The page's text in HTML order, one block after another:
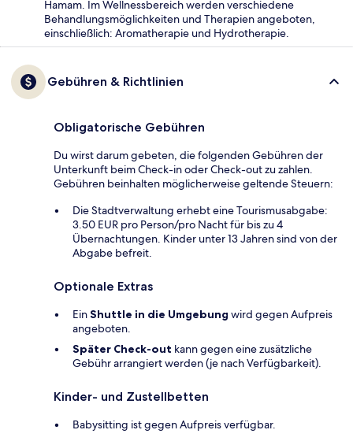
Hamam. Im Wellnessbereich werden verschiedene
Behandlungsmöglichkeiten und Therapien angeboten,
einschließlich: Aromatherapie und Hydrotherapie.
Gebühren & Richtlinien
Obligatorische Gebühren
Du wirst darum gebeten, die folgenden Gebühren der
Unterkunft beim Check-in oder Check-out zu zahlen.
Gebühren beinhalten möglicherweise geltende Steuern:
Die Stadtverwaltung erhebt eine Tourismusabgabe:
3.50 EUR pro Person/pro Nacht für bis zu 4
Übernachtungen. Kinder unter 13 Jahren sind von der
Abgabe befreit.
Optionale Extras
EinShuttle in die Umgebung wird gegen Aufpreis
angeboten.
Später Check-out kann gegen eine zusätzliche
Gebühr arrangiert werden (je nach Verfügbarkeit).
Kinder- und Zustellbetten
Babysitting ist gegen Aufpreis verfügbar.